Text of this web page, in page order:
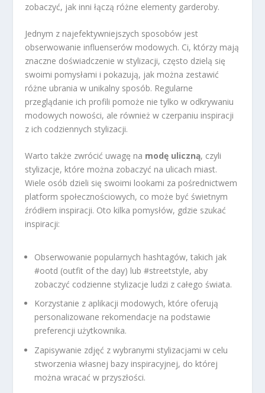
zobaczyć, jak inni łączą różne elementy garderoby.
Jednym z najefektywniejszych sposobów jest
obserwowanie influenserów modowych. Ci, którzy mają
znaczne doświadczenie w stylizacji, często dzielą się
swoimi pomysłami i pokazują, jak można zestawić
różne ubrania w unikalny sposób. Regularne
przeglądanie ich profili pomoże nie tylko w odkrywaniu
modowych nowości, ale również w czerpaniu inspiracji
z ich codziennych stylizacji.
Warto także zwrócić uwagę na modę uliczną, czyli
stylizacje, które można zobaczyć na ulicach miast.
Wiele osób dzieli się swoimi lookami za pośrednictwem
platform społecznościowych, co może być świetnym
źródłem inspiracji. Oto kilka pomysłów, gdzie szukać
inspiracji:
Obserwowanie popularnych hashtagów, takich jak
#ootd (outfit of the day) lub #streetstyle, aby
zobaczyć codzienne stylizacje ludzi z całego świata.
Korzystanie z aplikacji modowych, które oferują
personalizowane rekomendacje na podstawie
preferencji użytkownika.
Zapisywanie zdjęć z wybranymi stylizacjami w celu
stworzenia własnej bazy inspiracyjnej, do której
można wracać w przyszłości.